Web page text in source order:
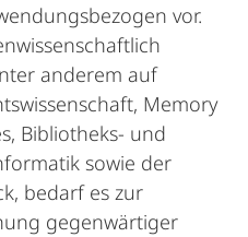
vor.
anderem auf
Memory
Bibliotheks- und
sowie der
bedarf es zur
gegenwärtiger